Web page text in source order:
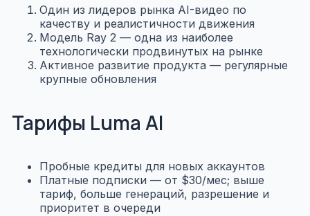
Один из лидеров рынка AI-видео по
качеству и реалистичности движения
Модель Ray 2 — одна из наиболее
технологически продвинутых на рынке
Активное развитие продукта — регулярные
крупные обновления
Тарифы Luma AI
Пробные кредиты для новых аккаунтов
Платные подписки — от $30/мес; выше
тариф, больше генераций, разрешение и
приоритет в очереди